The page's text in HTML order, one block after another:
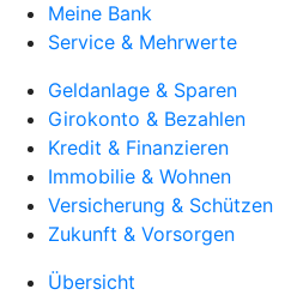
Meine Bank
Service & Mehrwerte
Geldanlage & Sparen
Girokonto & Bezahlen
Kredit & Finanzieren
Immobilie & Wohnen
Versicherung & Schützen
Zukunft & Vorsorgen
Übersicht